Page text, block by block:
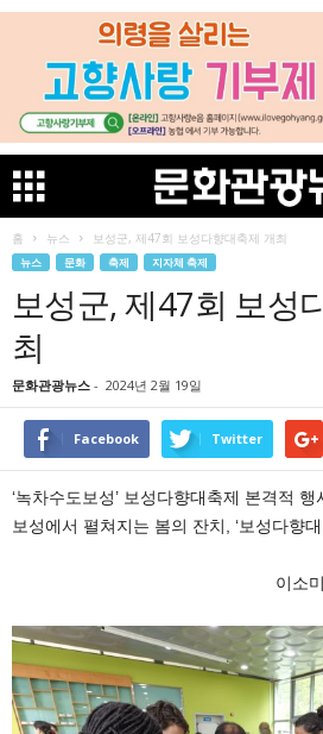
홈 뉴스 보성군, 제47회 보성다향대축제 개최
뉴스 문화 축제 지자체 축제
보성군, 제47회 보성
최
문화관광뉴스 - 2024년 2월 19일
Facebook Twitter
‘녹차수도보성’ 보성다향대축제 본격적 행
보성에서 펼쳐지는 봄의 잔치, ‘보성다향
이소